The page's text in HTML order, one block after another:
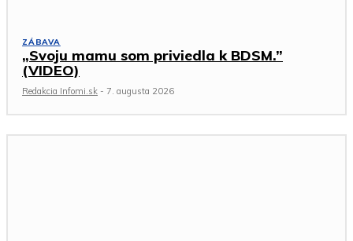
ZÁBAVA
„Svoju mamu som priviedla k BDSM.”
(VIDEO)
Redakcia Infomi.sk - 7. augusta 2026